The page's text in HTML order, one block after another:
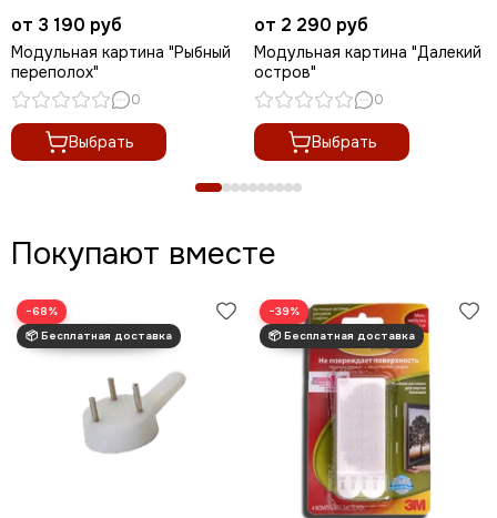
от 3 190 руб
Модульная картина "Рыбный
переполох"
0
Выбрать
от 2 290 руб
Модульная картина "Далекий
остров"
0
Выбрать
Покупают вместе
−68% −39%